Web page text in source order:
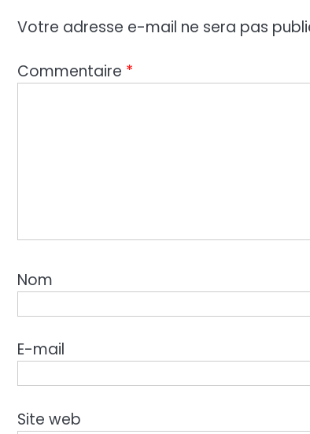
Votre adresse e-mail ne sera pas
Commentaire *
Nom
E-mail
Site web